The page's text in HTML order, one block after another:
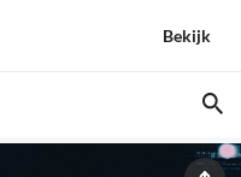
Bekijk